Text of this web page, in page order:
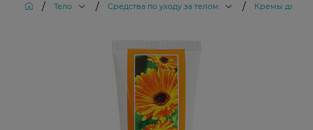
/ Тело / Средства по уходу за телом / Кремы для